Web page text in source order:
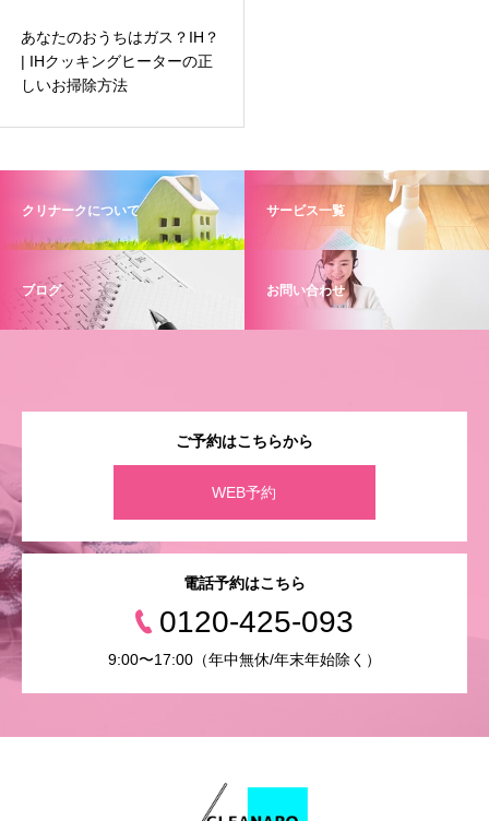
あなたのおうちはガス？IH？
| IHクッキングヒーターの正
しいお掃除方法
クリナークについて サービス一覧
ブログ お問い合わせ
ご予約はこちらから
WEB予約
電話予約はこちら
0120-425-093
9:00〜17:00（年中無休/年末年始除く）